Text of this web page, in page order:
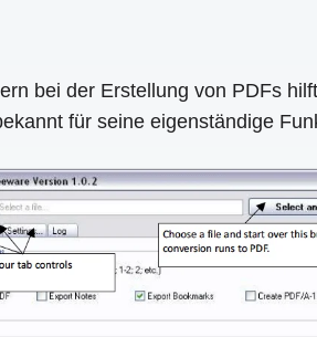
bei der Erstellung von PDFs
für seine eigenständige